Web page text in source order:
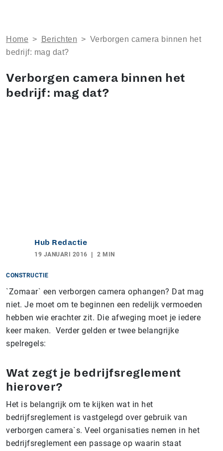
Home > Berichten > ​Verborgen camera binnen het
bedrijf: mag dat?
​Verborgen camera binnen het
bedrijf: mag dat?
Hub Redactie
19 JANUARI 2016 2 MIN
CONSTRUCTIE
`Zomaar` een verborgen camera ophangen? Dat mag
niet. Je moet om te beginnen een redelijk vermoeden
hebben wie erachter zit. Die afweging moet je iedere
keer maken. Verder gelden er twee belangrijke
spelregels:
Wat zegt je bedrijfsreglement
hierover?
Het is belangrijk om te kijken wat in het
bedrijfsreglement is vastgelegd over gebruik van
verborgen camera`s. Veel organisaties nemen in het
bedrijfsreglement een passage op waarin staat